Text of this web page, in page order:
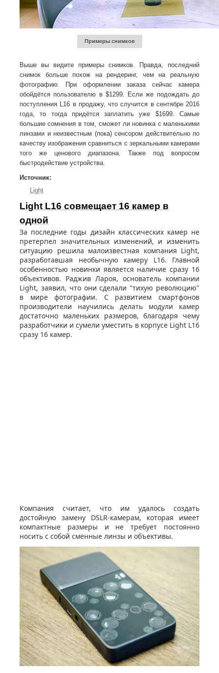
Примеры снимков
Выше вы видите примеры снимков. Правда, последний
снимок больше похож на рендеринг, чем на реальную
фотографию. При оформлении заказа сейчас камера
обойдётся пользователю в $1299. Если же подождать до
поступления L16 в продажу, что случится в сентябре 2016
года, то тогда придётся заплатить уже $1699. Самые
большие сомнения в том, сможет ли новинка с маленькими
линзами и неизвестным (пока) сенсором действительно по
качеству изображения сравниться с зеркальными камерами
того же ценового диапазона. Также под вопросом
быстродействие устройства.
Источник:
Light
Light L16 совмещает 16 камер в
одной
За последние годы дизайн классических камер не
претерпел значительных изменений, и изменить
ситуацию решила малоизвестная компания Light,
разработавшая необычную камеру L16. Главной
особенностью новинки является наличие сразу 16
объективов. Раджив Лароя, основатель компании
Light, заявил, что они сделали "тихую революцию"
в мире фотографии. С развитием смартфонов
производители научились делать модули камер
достаточно маленьких размеров, благодаря чему
разработчики и сумели уместить в корпусе Light L16
сразу 16 камер.
Компания считает, что им удалось создать
достойную замену DSLR-камерам, которая имеет
компактные размеры и не требует постоянно
носить с собой сменные линзы и объективы.